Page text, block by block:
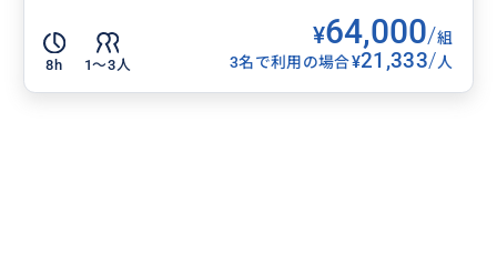
8h 1〜3人
¥64,000/組
3名で利用の場合¥21,333/人